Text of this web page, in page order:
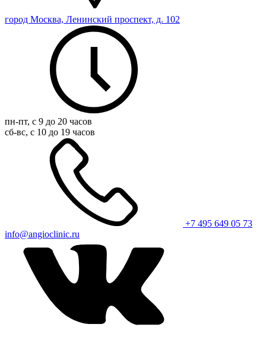
город Москва, Ленинский проспект, д. 102
пн-пт, с 9 до 20 часов
сб-вс, с 10 до 19 часов
+7 495 649 05 73
info@angioclinic.ru